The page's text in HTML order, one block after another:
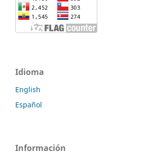
Idioma
English
Español
Información